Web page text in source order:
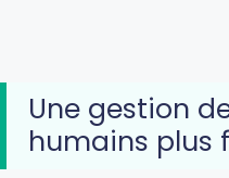
Une gestion
humains plus